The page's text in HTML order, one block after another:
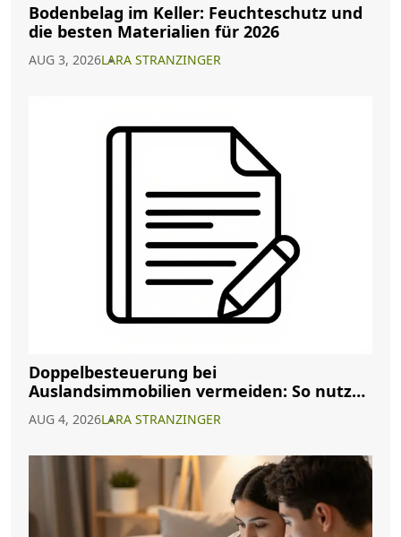
Bodenbelag im Keller: Feuchteschutz und
die besten Materialien für 2026
AUG 3, 2026LARA STRANZINGER
Doppelbesteuerung bei
Auslandsimmobilien vermeiden: So nutzen
AUG 4, 2026LARA STRANZINGER